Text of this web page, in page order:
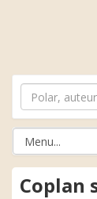
Coplan